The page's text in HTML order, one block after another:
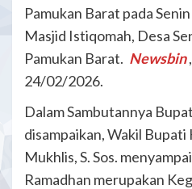
Pamukan Barat pada
Masjid Istiqomah, Desa
Pamukan Barat. Newsbin
24/02/2026.
Dalam Sambutannya
disampaikan, Wakil Bupati
Mukhlis, S. Sos.
Ramadhan merupakan